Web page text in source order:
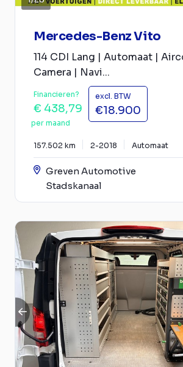
Mercedes-Benz Vito
114 CDI Lang | Automaat |
Camera | Navi...
Financieren?
€ 438,79
per maand
excl. BTW
€18.900
157.502 km 2-2018 Automaat
Greven Automotive
Stadskanaal